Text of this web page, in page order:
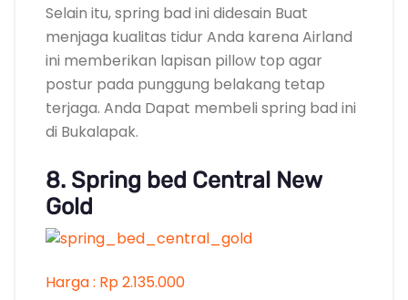
Selain itu, spring bad ini didesain Buat
menjaga kualitas tidur Anda karena Airland
ini memberikan lapisan pillow top agar
postur pada punggung belakang tetap
terjaga. Anda Dapat membeli spring bad ini
di Bukalapak.
8. Spring bed Central New
Gold
Harga : Rp 2.135.000